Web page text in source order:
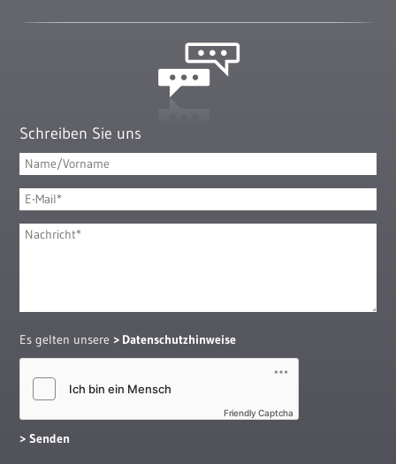
Schreiben Sie uns
Es gelten unsere Datenschutzhinweise
Friendly Captcha